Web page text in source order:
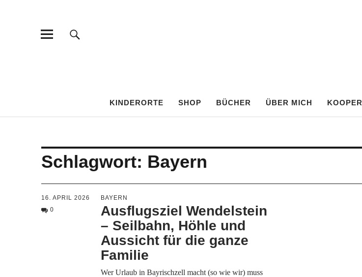
KINDERORTE
KINDERORTE SHOP BÜCHER ÜBER MICH
Schlagwort: Bayern
16. APRIL 2026
0
BAYERN
Ausflugsziel Wendelstein
– Seilbahn, Höhle und
Aussicht für die ganze
Familie
Wer Urlaub in Bayrischzell macht (so wie wir) muss